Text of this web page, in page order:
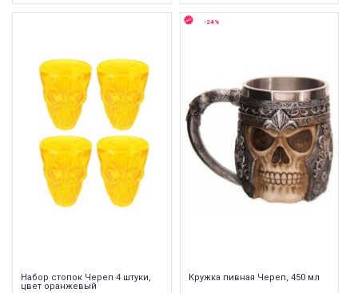
Набор стопок Череп 4 штуки,
цвет оранжевый
Кружка пивная Череп, 450 мл
-24%